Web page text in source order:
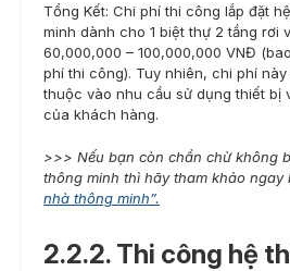
Tổng Kết: Chi phí thi công lắp đặt
minh dành cho 1 biệt thự 2 tầng rơi
60,000,000 – 100,000,000 VNĐ
phí thi công). Tuy nhiên, chi phí
thuộc vào nhu cầu sử dụng thiết bị
của khách hàng.
>>> Nếu bạn còn chần chừ không
thông minh thì hãy tham khảo ngay
nhà thông minh”.
2.2.2. Thi công hệ